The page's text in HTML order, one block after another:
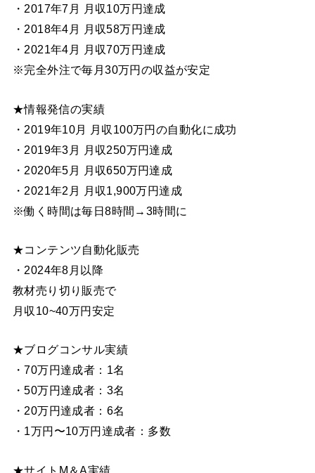
・2017年7月 月収10万円達成
・2018年4月 月収58万円達成
・2021年4月 月収70万円達成
※完全外注で毎月30万円の収益が安定
★情報発信の実績
・2019年10月 月収100万円の自動化に成功
・2019年3月 月収250万円達成
・2020年5月 月収650万円達成
・2021年2月 月収1,900万円達成
※働く時間は毎日8時間→3時間に
★コンテンツ自動化販売
・2024年8月以降
教材売り切り販売で
月収10~40万円安定
★ブログコンサル実績
・70万円達成者：1名
・50万円達成者：3名
・20万円達成者：6名
・1万円〜10万円達成者：多数
★サイトM＆A実績